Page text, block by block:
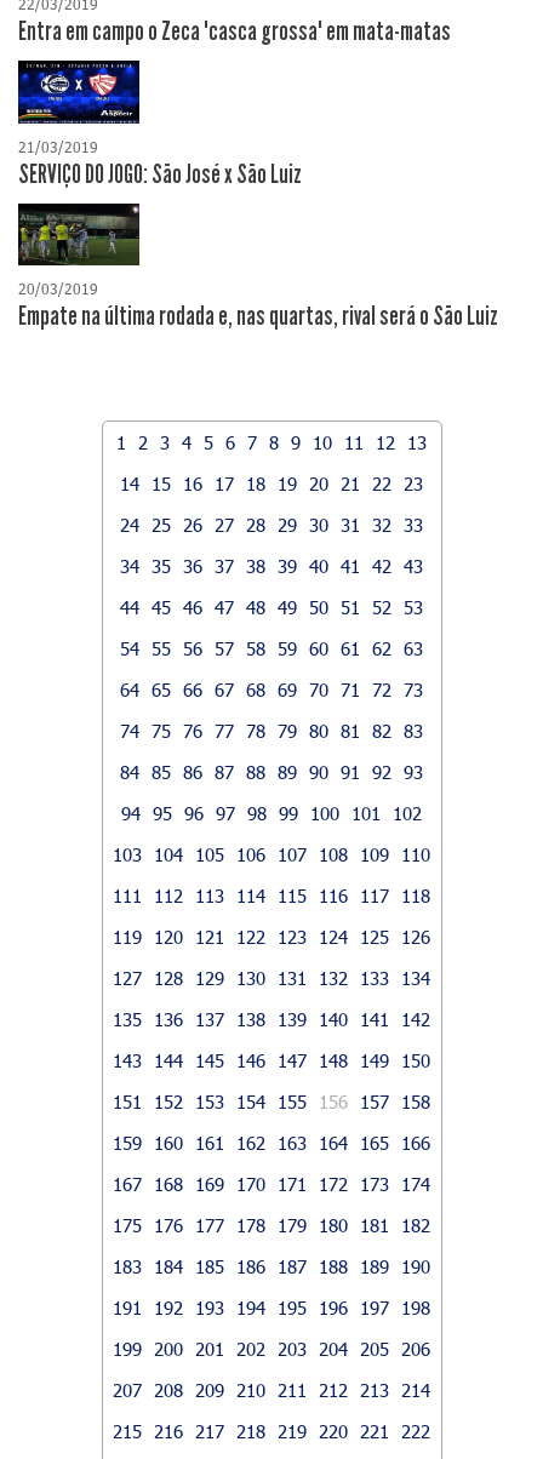
22/03/2019
Entra em campo o Zeca "casca grossa" em mata-matas
21/03/2019
SERVIÇO DO JOGO: São José x São Luiz
20/03/2019
Empate na última rodada e, nas quartas, rival será o São Luiz
1 2 3 4 5 6 7 8 9 10 11 12
13
14
15 16 17 18 19 20 21 22
23
24
25 26 27 28 29 30 31 32
33
34 35 36 37 38 39 40 41 42
43
44 45 46 47 48 49 50 51 52
53
54 55 56 57 58 59 60 61 62
63
64 65 66 67 68 69 70 71 72
73
74 75 76 77 78 79 80 81 82
83
84 85 86 87 88 89 90 91 92
93
94 95 96 97 98 99 100 101
102
103
104 105 106 107 108 109
110
111
112 113 114 115 116 117
118
119
120 121 122 123 124 125
126
127
128 129 130 131 132 133
134
135
136 137 138 139 140 141
142
143
144 145 146 147 148 149
150
151
152 153 154 155 156 157
158
159
160 161 162 163 164 165
166
167
168 169 170 171 172 173
174
175
176 177 178 179 180 181
182
183
184 185 186 187 188 189
190
191
192 193 194 195 196 197
198
199
200 201 202 203 204 205
206
207
208 209 210 211 212 213
214
215
216 217 218 219 220 221
222